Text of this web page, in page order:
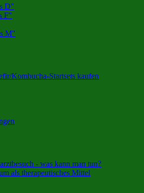
D"
F"
M"
Kombucha-Startsets kaufen
- was kann man tun?
als therapeutisches Mittel